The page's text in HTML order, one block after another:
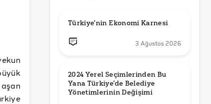
Türkiye'nin Ekonomi Karnesi
3 Ağustos 2026
2024 Yerel Seçimlerinden Bu
Yana Türkiye'de Belediye
Yönetimlerinin Değişimi